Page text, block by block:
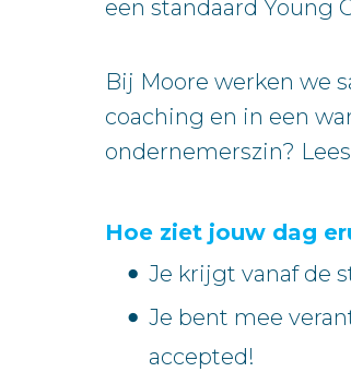
een standaard Young
Bij Moore werken we
coaching en in een
ondernemerszin?
Hoe ziet jouw dag
Je krijgt vanaf de
Je bent mee
accepted!